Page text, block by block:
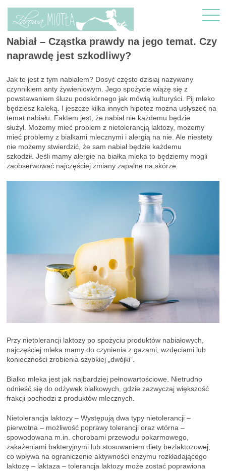
Nabiał – Cząstka prawdy na jego temat. Czy
naprawdę jest szkodliwy?
Jak to jest z tym nabiałem? Dosyć często dzisiaj nazywany
czynnikiem anty żywieniowym. Jego spożycie wiążę się z
powstawaniem śluzu podskórnego jak mówią kulturyści. Pij mleko
będziesz kaleką. I jeszcze kilka innych hipotez można usłyszeć na
temat nabiału. Faktem jest, że nabiał nie każdemu będzie
służył. Możemy mieć problem z nietolerancją laktozy, możemy
mieć problemy z białkami mlecznymi i alergią na nie. Ale niestety
nie możemy stwierdzić, że sam nabiał będzie każdemu
szkodził. Jeśli mamy alergie na białka mleka to będziemy mogli
zaobserwować najczęściej zmiany zapalne na skórze.
Przy nietolerancji laktozy po spożyciu produktów nabiałowych,
najczęściej mleka mamy do czynienia z gazami, wzdęciami lub
konieczności zrobienia szybkiej „dwójki”.
Białko mleka jest jak najbardziej pełnowartościowe. Nietrudno
odnieść się do odżywek białkowych, gdzie zazwyczaj większość
frakcji pochodzi z produktów mlecznych.
Nietolerancja laktozy – Występują dwa typy nietolerancji –
pierwotna – możliwość poprawy tolerancji oraz wtórna –
spowodowana m.in. chorobami przewodu pokarmowego,
zakażeniami bakteryjnymi lub stosowaniem diety bezlaktozowej,
co wpływa na ograniczenie aktywności enzymu rozkładającego
laktozę – laktaza – tolerancja laktozy może zostać poprawiona